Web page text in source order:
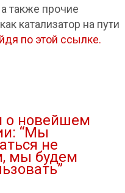
также прочие
катализатор на пути
по этой ссылке.
о новейшем
“Мы
не
мы будем